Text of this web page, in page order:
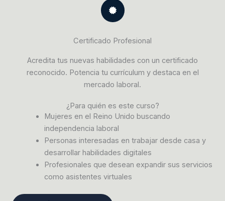
Certificado Profesional
Acredita tus nuevas habilidades con un certificado
reconocido. Potencia tu currículum y destaca en el
mercado laboral.
¿Para quién es este curso?
Mujeres en el Reino Unido buscando
independencia laboral
Personas interesadas en trabajar desde casa y
desarrollar habilidades digitales
Profesionales que desean expandir sus servicios
como asistentes virtuales